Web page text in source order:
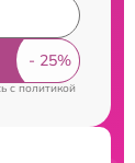
cполитикой